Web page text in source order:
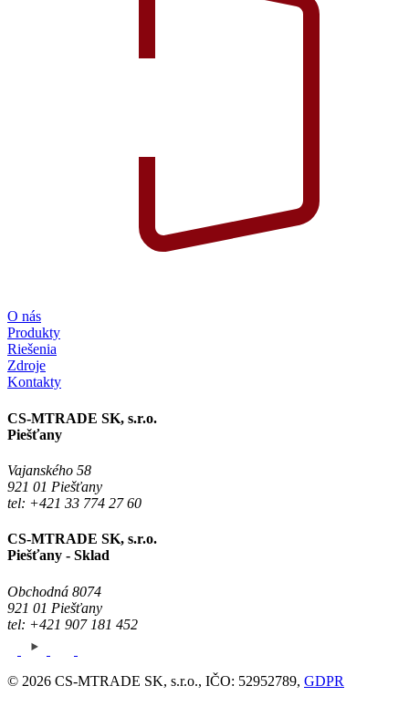
O nás
Produkty
Riešenia
Zdroje
Kontakty
CS-MTRADE SK, s.r.o.
Piešťany
Vajanského 58
921 01 Piešťany
tel: +421 33 774 27 60
CS-MTRADE SK, s.r.o.
Piešťany - Sklad
Obchodná 8074
921 01 Piešťany
tel: +421 907 181 452
© 2026 CS-MTRADE SK, s.r.o., IČO: 52952789, GDPR